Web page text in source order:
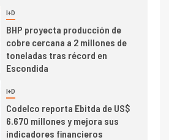
I+D
BHP proyecta producción de
cobre cercana a 2 millones de
toneladas tras récord en
Escondida
I+D
Codelco reporta Ebitda de US$
6.670 millones y mejora sus
indicadores financieros